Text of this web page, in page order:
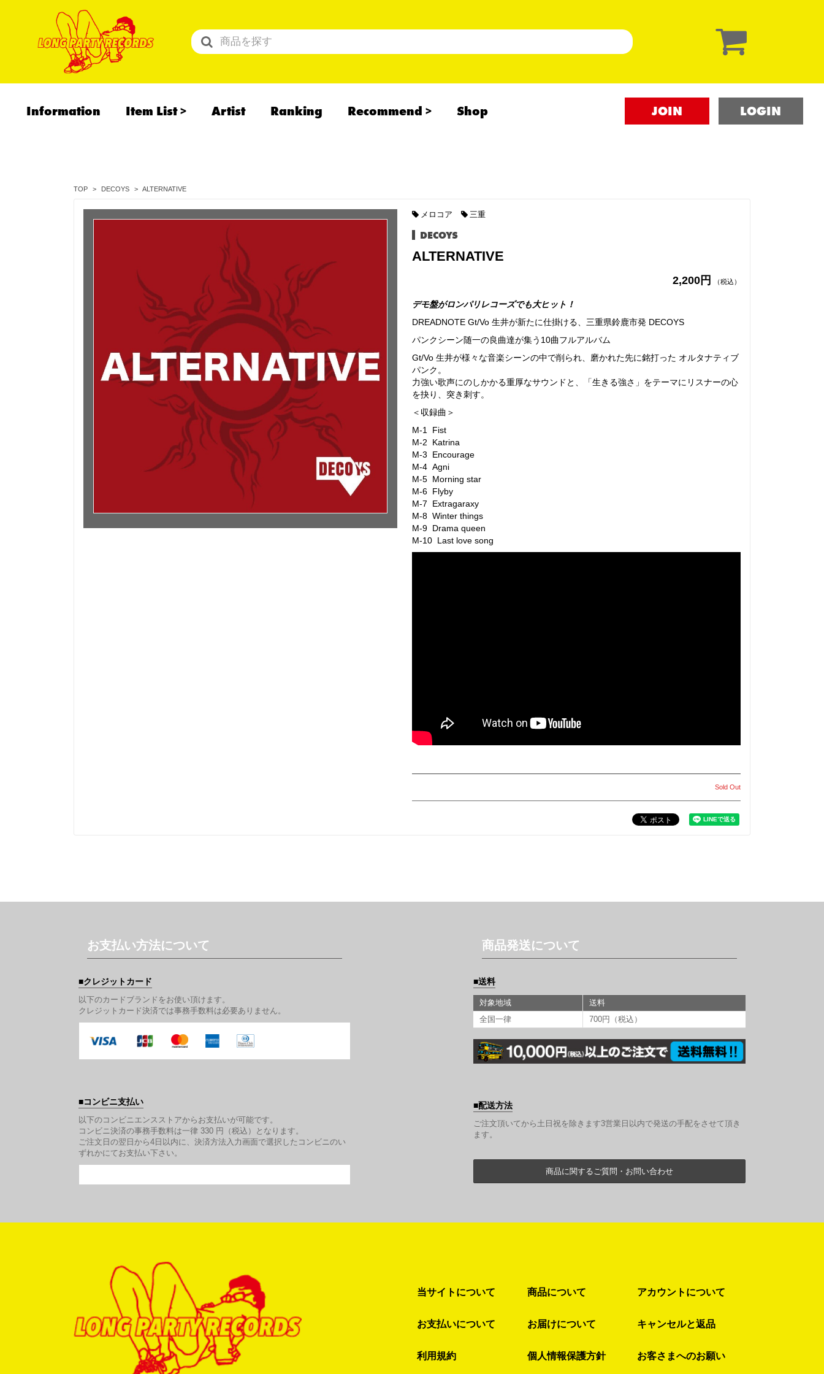
Information Item List Artist Ranking Recommend Shop JOIN LOGIN
TOP DECOYS ALTERNATIVE
メロコア 三重
DECOYS
ALTERNATIVE
2,200円 （税込）
デモ盤がロンパリレコーズでも大ヒット！
DREADNOTE Gt/Vo 生井が新たに仕掛ける、三重県鈴鹿市発 DECOYS
パンクシーン随一の良曲達が集う10曲フルアルバム
Gt/Vo 生井が様々な音楽シーンの中で削られ、磨かれた先に銘打った オルタナティブ
パンク。
力強い歌声にのしかかる重厚なサウンドと、「生きる強さ」をテーマにリスナーの心
を抉り、突き刺す。
＜収録曲＞
M-1 Fist
M-2 Katrina
M-3 Encourage
M-4 Agni
M-5 Morning star
M-6 Flyby
M-7 Extragaraxy
M-8 Winter things
M-9 Drama queen
M-10 Last love song
Sold Out
お支払い方法について
クレジットカード
以下のカードブランドをお使い頂けます。
クレジットカード決済では事務手数料は必要ありません。
コンビニ支払い
以下のコンビニエンスストアからお支払いが可能です。
コンビニ決済の事務手数料は一律 330 円（税込）となります。
ご注文日の翌日から4日以内に、決済方法入力画面で選択したコンビニのい
ずれかにてお支払い下さい。
商品発送について
送料
対象地域
送料
全国一律
700円（税込）
配送方法
ご注文頂いてから土日祝を除きます3営業日以内で発送の手配をさせて頂き
ます。
商品に関するご質問・お問い合わせ
当サイトについて 商品について アカウントについて
お支払いについて お届けについて キャンセルと返品
利用規約 個人情報保護方針 お客さまへのお願い